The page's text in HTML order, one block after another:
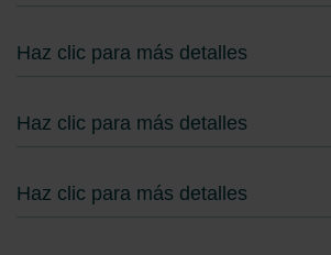
Haz clic para más detalles
Haz clic para más detalles
Haz clic para más detalles